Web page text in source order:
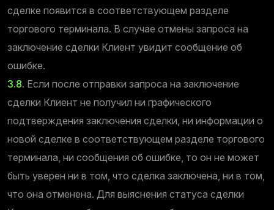
сделке появится в соответствующем разделе
торгового терминала. В случае отмены запроса на
заключение сделки Клиент увидит сообщение об
ошибке.
3.8. Если после отправки запроса на заключение
сделки Клиент не получил ни графического
подтверждения заключения сделки, ни информации о
новой сделке в соответствующем разделе торгового
терминала, ни сообщения об ошибке, то он не может
быть уверен ни в том, что сделка заключена, ни в том,
что она отменена. Для выяснения статуса сделки